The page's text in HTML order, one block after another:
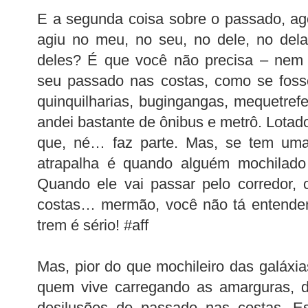
E a segunda coisa sobre o passado,
agiu no meu, no seu, no dele, no
deles? É que você não precisa –
seu passado nas costas, como se
quinquilharias, bugingangas,
andei bastante de ônibus e metrô.
que, né… faz parte. Mas, se tem
atrapalha é quando alguém
Quando ele vai passar pelo corredor,
costas… mermão, você não tá
trem é sério! #aff
Mas, pior do que mochileiro das
quem vive carregando as amarguras,